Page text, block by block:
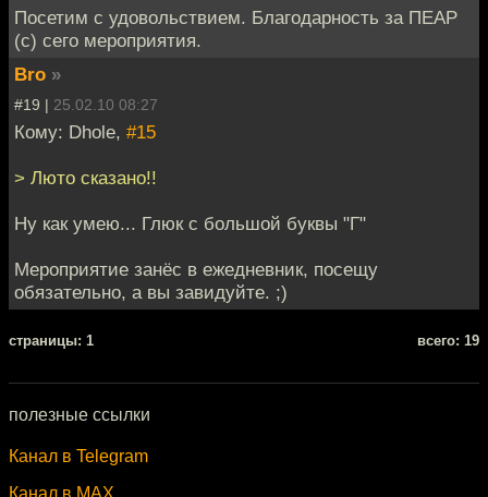
Посетим с удовольствием. Благодарность за ПЕАР
(с) сего мероприятия.
Bro »
#19 | 25.02.10 08:27
Кому: Dhole, #15
> Люто сказано!!
Ну как умею... Глюк с большой буквы "Г"
Мероприятие занёс в ежедневник, посещу
обязательно, а вы завидуйте. ;)
cтраницы: 1 всего: 19
полезные ссылки
Канал в Telegram
Канал в MAX